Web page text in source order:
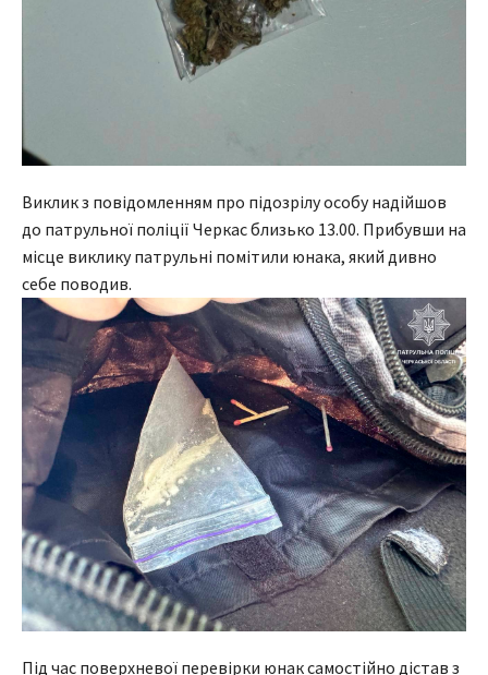
Виклик з повідомленням про підозрілу особу надійшов
до патрульної поліції Черкас близько 13.00. Прибувши на
місце виклику патрульні помітили юнака, який дивно
себе поводив.
Під час поверхневої перевірки юнак самостійно дістав з